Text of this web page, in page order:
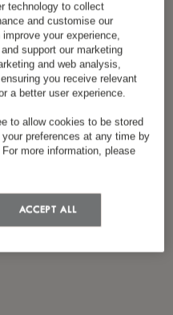
de confidentialité
technology to collect
and customise our
your experience,
support our marketing
and web analysis,
you receive relevant
a better user experience.
to allow cookies to be stored
preferences at any time by
more information, please
ACCEPT ALL